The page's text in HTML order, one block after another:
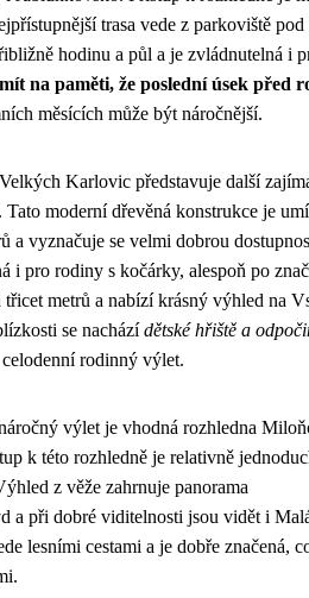
trasa vede z parkoviště pod
hodinu a půl a je zvládnutelná i
na paměti, že poslední úsek před
měsících může být náročnější.
Karlovic představuje další
moderní dřevěná konstrukce je
a vyznačuje se velmi dobrou
i pro rodiny s kočárky, alespoň po
metrů a nabízí krásný výhled na
se nacházídětské hřiště a
rodinný výlet.
výlet je vhodná rozhledna
k této rozhledně je relativně
z věže zahrnuje panorama
a při dobré viditelnosti jsou vidět i
lesními cestami a je dobře značená,